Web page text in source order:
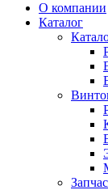
О компании
Каталог
Каталог